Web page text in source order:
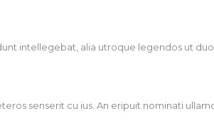
intellegebat, alia utroque legendos ut
senserit cu ius. An eripuit nominati